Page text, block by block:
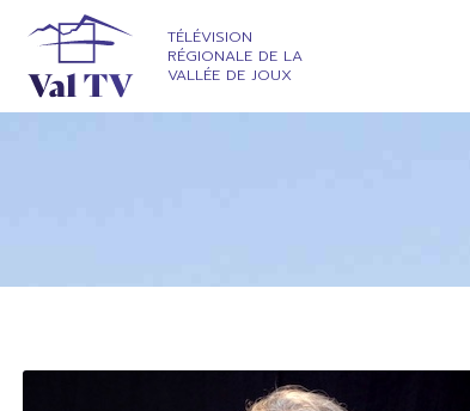
TÉLÉVISION
RÉGIONALE DE LA
VALLÉE DE JOUX